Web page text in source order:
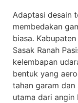
Adaptasi desain
membedakan
biasa.
Sasak Ranah
kelembapan
bentuk yang
tahan garam
utama dari angin